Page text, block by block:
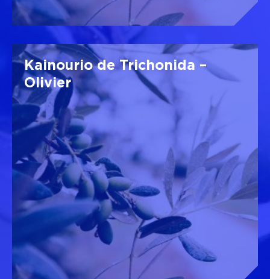
Kainourio de Trichonida –
Olivier